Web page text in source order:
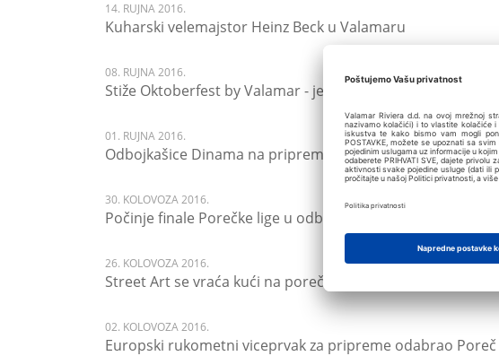
14. RUJNA 2016.
Kuharski velemajstor Heinz Beck u Valamaru
08. RUJNA 2016.
Stiže Oktoberfest by Valamar - jedinstvena bavarska
01. RUJNA 2016.
Odbojkašice Dinama na pripremama u Poreču
30. KOLOVOZA 2016.
Počinje finale Porečke lige u odbojci na trampolinu
26. KOLOVOZA 2016.
Street Art se vraća kući na porečke ulice
02. KOLOVOZA 2016.
Europski rukometni viceprvak za pripreme odabrao Poreč